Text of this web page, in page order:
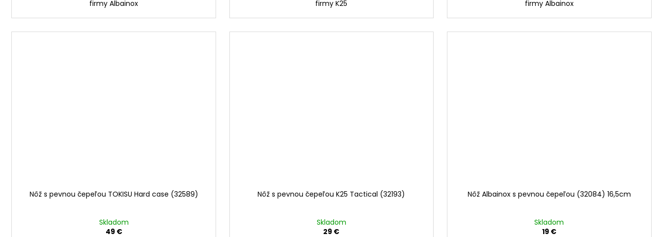
firmy Albainox
firmy K25
firmy Albainox
Nôž s pevnou čepeľou TOKISU Hard case (32589)
Skladom
49 €
Nôž s pevnou čepeľou K25 Tactical (32193)
Skladom
29 €
Nôž Albainox s pevnou čepeľou (32084) 16,5cm
Skladom
19 €